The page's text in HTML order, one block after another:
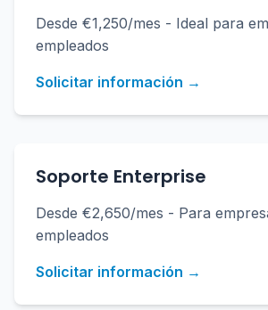
Desde €1,250/mes - Ideal para
empleados
Solicitar información →
Soporte Enterprise
Desde €2,650/mes - Para
empleados
Solicitar información →